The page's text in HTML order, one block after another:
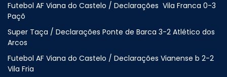
Futebol AF Viana do Castelo / Declarações Vila Franca 0-3
Paçõ
Super Taça / Declarações Ponte de Barca 3-2 Atlético dos
Arcos
Futebol AF Viana do Castelo / Declarações Vianense b 2-2
Vila Fria